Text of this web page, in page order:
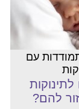
עם
להם?